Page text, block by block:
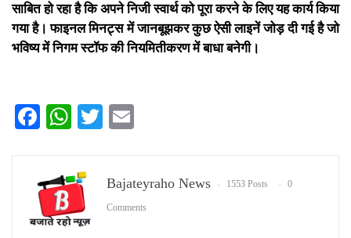
साबित हो रहा है कि अपने निजी स्वार्थ को पूरा करने के लिए यह कार्य किया
गया है। फाइनलमिनट्स में जानबूझकर कुछ ऐसी लाइनें जोड़ दी गई है जो
भविष्य में निगम स्टॉफ की नियमितीकरण में बाधा बनेगी।
Facebook
WhatsApp
Twitter
Bajateyraho News 1553 Posts 0
Comments